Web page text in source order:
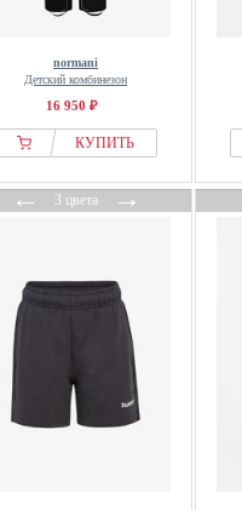
normani
Детский комбинезон
16 950 ₽
КУПИТЬ
←3 цвета→